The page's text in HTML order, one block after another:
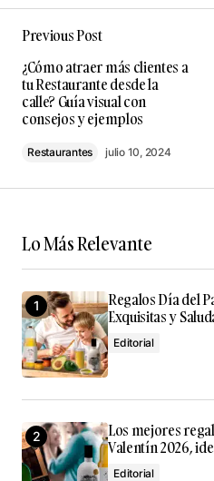
En un primer momento
chocante, supongo que
ver siempre el anterior, si
nuevos clientes jóvenes
mesura que lo voy viendo
por contraparte el target
público de adquisitivo alto
igual no cuaje…
diciembre 18, 2024 at 8:59 pm
Tu dirección de correo
publicada. Los campos
Comment *
Previous Post
¿Cómo atraer más clientes a
tu Restaurante desde la
calle? Guía visual con
consejos y ejemplos
Restaurantes julio 10, 2024
Lo Más Relevante
Regalos Día del
Exquisitas y
Editorial
Los mejores
Valentín 2026,
Editorial